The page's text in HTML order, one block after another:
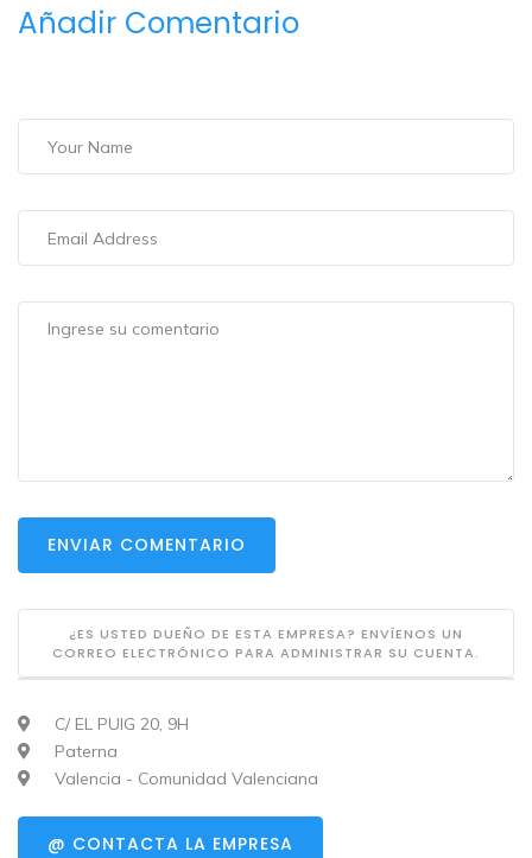
Añadir Comentario
ENVIAR COMENTARIO
¿ES USTED DUEÑO DE ESTA EMPRESA? ENVÍENOS UN
CORREO ELECTRÓNICO PARA ADMINISTRAR SU CUENTA.
C/ EL PUIG 20, 9H
Paterna
Valencia - Comunidad Valenciana
@ CONTACTA LA EMPRESA